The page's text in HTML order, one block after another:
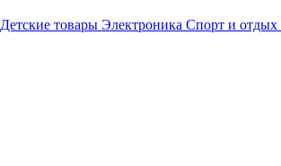
Детские товары Электроника Спорт и отдых